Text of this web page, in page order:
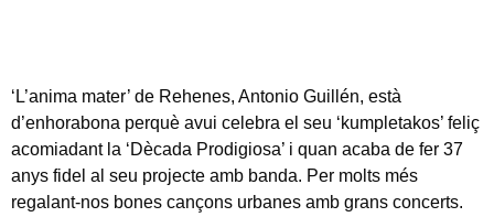
‘L’anima mater’ de Rehenes, Antonio Guillén, està
d’enhorabona perquè avui celebra el seu ‘kumpletakos’ feliç
acomiadant la ‘Dècada Prodigiosa’ i quan acaba de fer 37
anys fidel al seu projecte amb banda. Per molts més
regalant-nos bones cançons urbanes amb grans concerts.